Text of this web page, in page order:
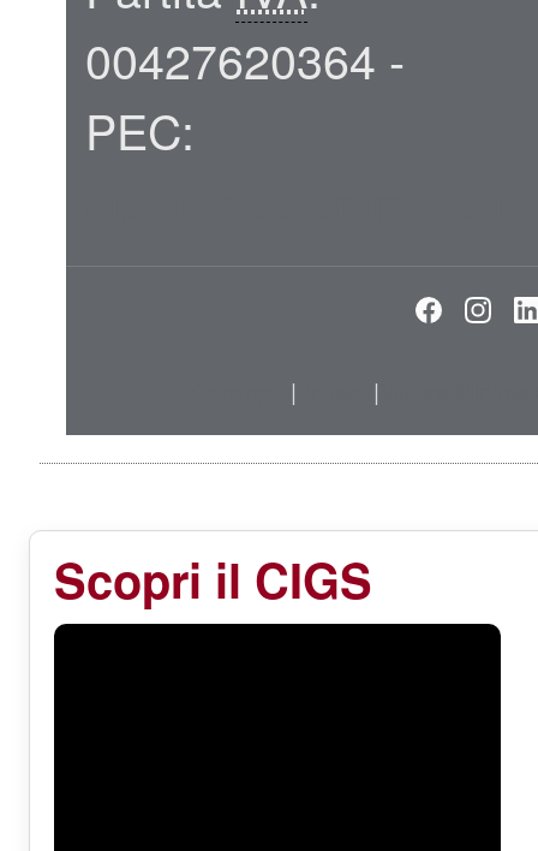
00427620364 -
PEC:
| |
Scopri il CIGS